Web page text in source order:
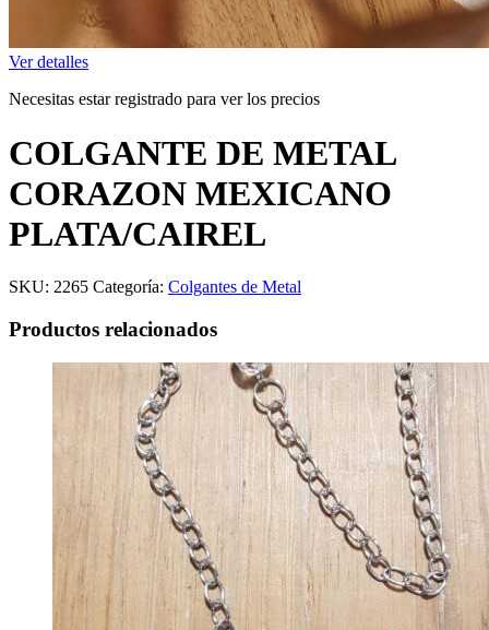
Ver detalles
Necesitas estar registrado para ver los precios
COLGANTE DE METAL
CORAZON MEXICANO
PLATA/CAIREL
SKU: 2265 Categoría: Colgantes de Metal
Productos relacionados